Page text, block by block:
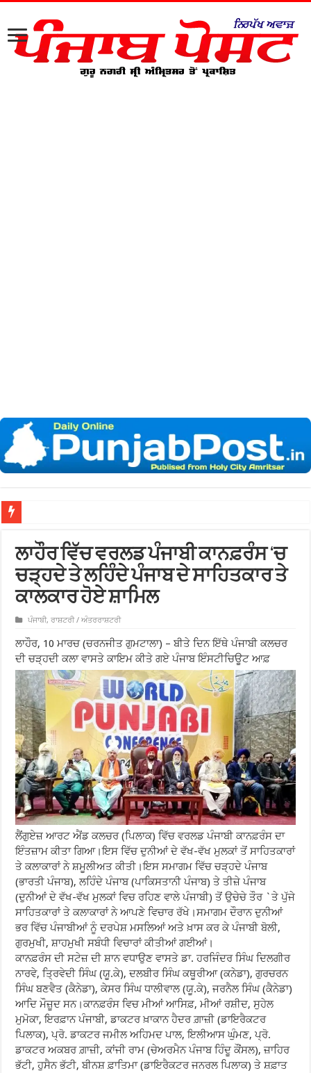
ਲਾਹੌਰ ਵਿੱਚ ਵਰਲਡ ਪੰਜਾਬੀ ਕਾਨਫ਼ਰੰਸ ‘ਚ
ਚੜ੍ਹਦੇ ਤੇ ਲਹਿੰਦੇ ਪੰਜਾਬ ਦੇ ਸਾਹਿਤਕਾਰ ਤੇ
ਕਾਲਕਾਰ ਹੋਏ ਸ਼ਾਮਿਲ
ਪੰਜਾਬੀ,ਰਾਸ਼ਟਰੀ / ਅੰਤਰਰਾਸ਼ਟਰੀ
ਲਾਹੌਰ, 10 ਮਾਰਚ (ਚਰਨਜੀਤ ਗੁਮਟਾਲਾ) – ਬੀਤੇ ਦਿਨ ਇੱਥੇ ਪੰਜਾਬੀ ਕਲਚਰ
ਦੀ ਚੜ੍ਹਦੀ ਕਲਾ ਵਾਸਤੇ ਕਾਇਮ ਕੀਤੇ ਗਏ ਪੰਜਾਬ ਇੰਸਟੀਚਿਊਟ ਆਫ਼
ਲੈਂਗੁਏਜ਼ ਆਰਟ ਐਂਡ ਕਲਚਰ (ਪਿਲਾਕ) ਵਿੱਚ ਵਰਲਡ ਪੰਜਾਬੀ ਕਾਨਫ਼ਰੰਸ ਦਾ
ਇੰਤਜ਼ਾਮ ਕੀਤਾ ਗਿਆ।ਇਸ ਵਿੱਚ ਦੁਨੀਆਂ ਦੇ ਵੱਖ-ਵੱਖ ਮੁਲਕਾਂ ਤੋਂ ਸਾਹਿਤਕਾਰਾਂ
ਤੇ ਕਲਾਕਾਰਾਂ ਨੇ ਸ਼ਮੂਲੀਅਤ ਕੀਤੀ।ਇਸ ਸਮਾਗਮ ਵਿੱਚ ਚੜ੍ਹਦੇ ਪੰਜਾਬ
(ਭਾਰਤੀ ਪੰਜਾਬ), ਲਹਿੰਦੇ ਪੰਜਾਬ (ਪਾਕਿਸਤਾਨੀ ਪੰਜਾਬ) ਤੇ ਤੀਜ਼ੇ ਪੰਜਾਬ
(ਦੁਨੀਆਂ ਦੇ ਵੱਖ-ਵੱਖ ਮੁਲਕਾਂ ਵਿਚ ਰਹਿਣ ਵਾਲੇ ਪੰਜਾਬੀ) ਤੋਂ ਉਚੇਚੇ ਤੌਰ `ਤੇ ਪੁੱਜੇ
ਸਾਹਿਤਕਾਰਾਂ ਤੇ ਕਲਾਕਾਰਾਂ ਨੇ ਆਪਣੇ ਵਿਚਾਰ ਰੱਖੇ।ਸਮਾਗਮ ਦੌਰਾਨ ਦੁਨੀਆਂ
ਭਰ ਵਿੱਚ ਪੰਜਾਬੀਆਂ ਨੂੰ ਦਰਪੇਸ਼ ਮਸਲਿਆਂ ਅਤੇ ਖ਼ਾਸ ਕਰ ਕੇ ਪੰਜਾਬੀ ਬੋਲੀ,
ਗੁਰਮੁਖੀ, ਸ਼ਾਹਮੁਖੀ ਸਬੰਧੀ ਵਿਚਾਰਾਂ ਕੀਤੀਆਂ ਗਈਆਂ।
ਕਾਨਫ਼ਰੰਸ ਦੀ ਸਟੇਜ਼ ਦੀ ਸ਼ਾਨ ਵਧਾਉਣ ਵਾਸਤੇ ਡਾ. ਹਰਜਿੰਦਰ ਸਿੰਘ ਦਿਲਗੀਰ
ਨਾਰਵੇ, ਤ੍ਰਿਵੇਦੀ ਸਿੰਘ (ਯੂ.ਕੇ), ਦਲਬੀਰ ਸਿੰਘ ਕਥੂਰੀਆ (ਕਨੇਡਾ), ਗੁਰਚਰਨ
ਸਿੰਘ ਬਣਵੈਤ (ਕੈਨੇਡਾ), ਕੇਸਰ ਸਿੰਘ ਧਾਲੀਵਾਲ (ਯੂ.ਕੇ), ਜਰਨੈਲ ਸਿੰਘ (ਕੈਨੇਡਾ)
ਆਦਿ ਮੌਜ਼ੂਦ ਸਨ।ਕਾਨਫ਼ਰੰਸ ਵਿਚ ਮੀਆਂ ਆਸਿਫ਼, ਮੀਆਂ ਰਸ਼ੀਦ, ਸੁਹੇਲ
ਮੁਮੋਕਾ, ਇਰਫ਼ਾਨ ਪੰਜਾਬੀ, ਡਾਕਟਰ ਖ਼ਾਕਾਨ ਹੈਦਰ ਗ਼ਾਜ਼ੀ (ਡਾਇਰੈਕਟਰ
ਪਿਲਾਕ), ਪ੍ਰੋ. ਡਾਕਟਰ ਜਮੀਲ ਅਹਿਮਦ ਪਾਲ, ਇਲੀਆਸ ਘੁੰਮਣ, ਪ੍ਰੋ.
ਡਾਕਟਰ ਅਕਬਰ ਗ਼ਾਜ਼ੀ, ਕਾਂਜੀ ਰਾਮ (ਚੇਅਰਮੈਨ ਪੰਜਾਬ ਹਿੰਦੂ ਕੌਂਸਲ), ਜ਼ਾਹਿਰ
ਭੱਟੀ, ਹੁਸੈਨ ਭੱਟੀ, ਬੀਨਸ਼ ਫ਼ਾਤਿਮਾ (ਡਾਇਰੈਕਟਰ ਜਨਰਲ ਪਿਲਾਕ) ਤੇ ਸ਼ਫ਼ਾਤ